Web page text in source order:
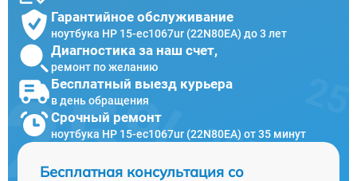
Гарантийное обслуживание
ноутбука HP 15-ec1067ur (22N80EA) до 3 лет
Диагностика за наш счет,
ремонт по желанию
Бесплатный выезд курьера
в день обращения
Срочный ремонт
ноутбука HP 15-ec1067ur (22N80EA) от 35 минут
Бесплатная консультация со